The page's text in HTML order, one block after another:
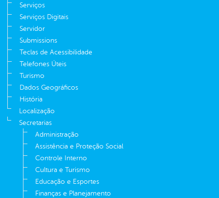
Serviços
Serviços Digitais
Servidor
Submissions
Teclas de Acessibilidade
Telefones Úteis
Turismo
Dados Geográficos
História
Localização
Secretarias
Administração
Assistência e Proteção Social
Controle Interno
Cultura e Turismo
Educação e Esportes
Finanças e Planejamento